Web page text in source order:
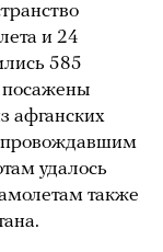
и 24
585
посажены
афганских
удалось
также